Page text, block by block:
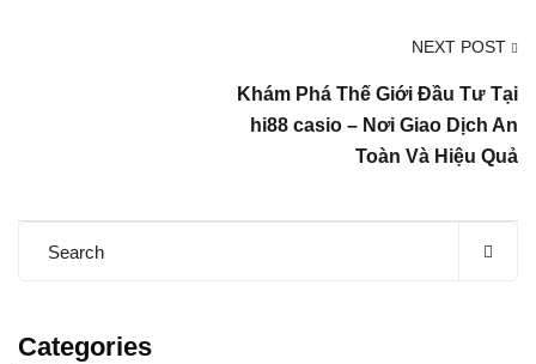
NEXT POST
Khám Phá Thế Giới Đầu Tư Tại
hi88 casio – Nơi Giao Dịch An
Toàn Và Hiệu Quả
Categories